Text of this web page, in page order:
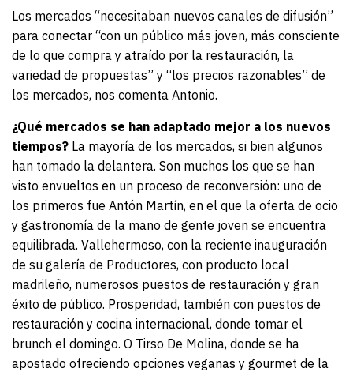
Los mercados “necesitaban nuevos canales de difusión”
para conectar “con un público más joven, más consciente
de lo que compra y atraído por la restauración, la
variedad de propuestas” y “los precios razonables” de
los mercados, nos comenta Antonio.
¿Qué mercados se han adaptado mejor a los nuevos
tiempos? La mayoría de los mercados, si bien algunos
han tomado la delantera. Son muchos los que se han
visto envueltos en un proceso de reconversión: uno de
los primeros fue Antón Martín, en el que la oferta de ocio
y gastronomía de la mano de gente joven se encuentra
equilibrada. Vallehermoso, con la reciente inauguración
de su galería de Productores, con producto local
madrileño, numerosos puestos de restauración y gran
éxito de público. Prosperidad, también con puestos de
restauración y cocina internacional, donde tomar el
brunch el domingo. O Tirso De Molina, donde se ha
apostado ofreciendo opciones veganas y gourmet de la